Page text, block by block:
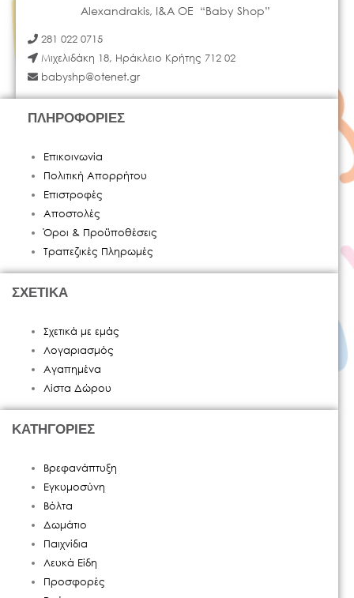
Alexandrakis, I&A OE “Baby Shop”
281 022 0715
Μιχελιδάκη 18, Ηράκλειο Κρήτης 712 02
babyshp@otenet.gr
ΠΛΗΡΟΦΟΡΙΕΣ
Επικοινωνία
Πολιτική Απορρήτου
Επιστροφές
Αποστολές
Όροι & Προϋποθέσεις
Τραπεζικές Πληρωμές
ΣΧΕΤΙΚΑ
Σχετικά με εμάς
Λογαριασμός
Αγαπημένα
Λίστα Δώρου
ΚΑΤΗΓΟΡΙΕΣ
Βρεφανάπτυξη
Εγκυμοσύνη
Βόλτα
Δωμάτιο
Παιχνίδια
Λευκά Είδη
Προσφορές